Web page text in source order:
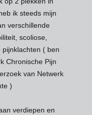
ik steeds mijn
verschillende
scoliose,
( ben
Chronische Pijn
van Netwerk
)
verdiepen en